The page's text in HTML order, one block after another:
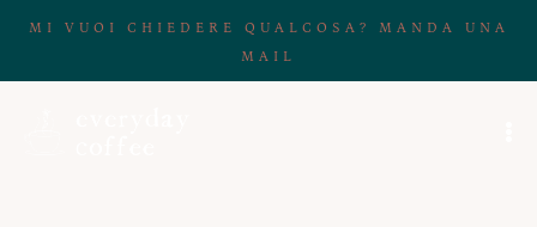
MI VUOI CHIEDERE QUALCOSA? MANDA UNA
MAIL